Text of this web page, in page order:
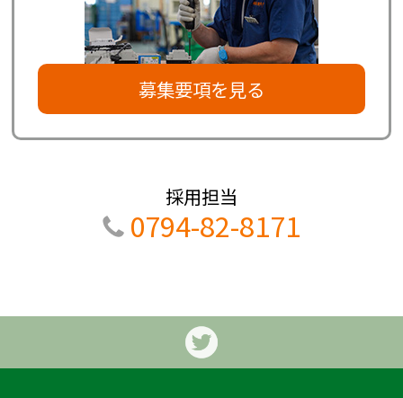
募集要項を見る
採用担当
0794-82-8171